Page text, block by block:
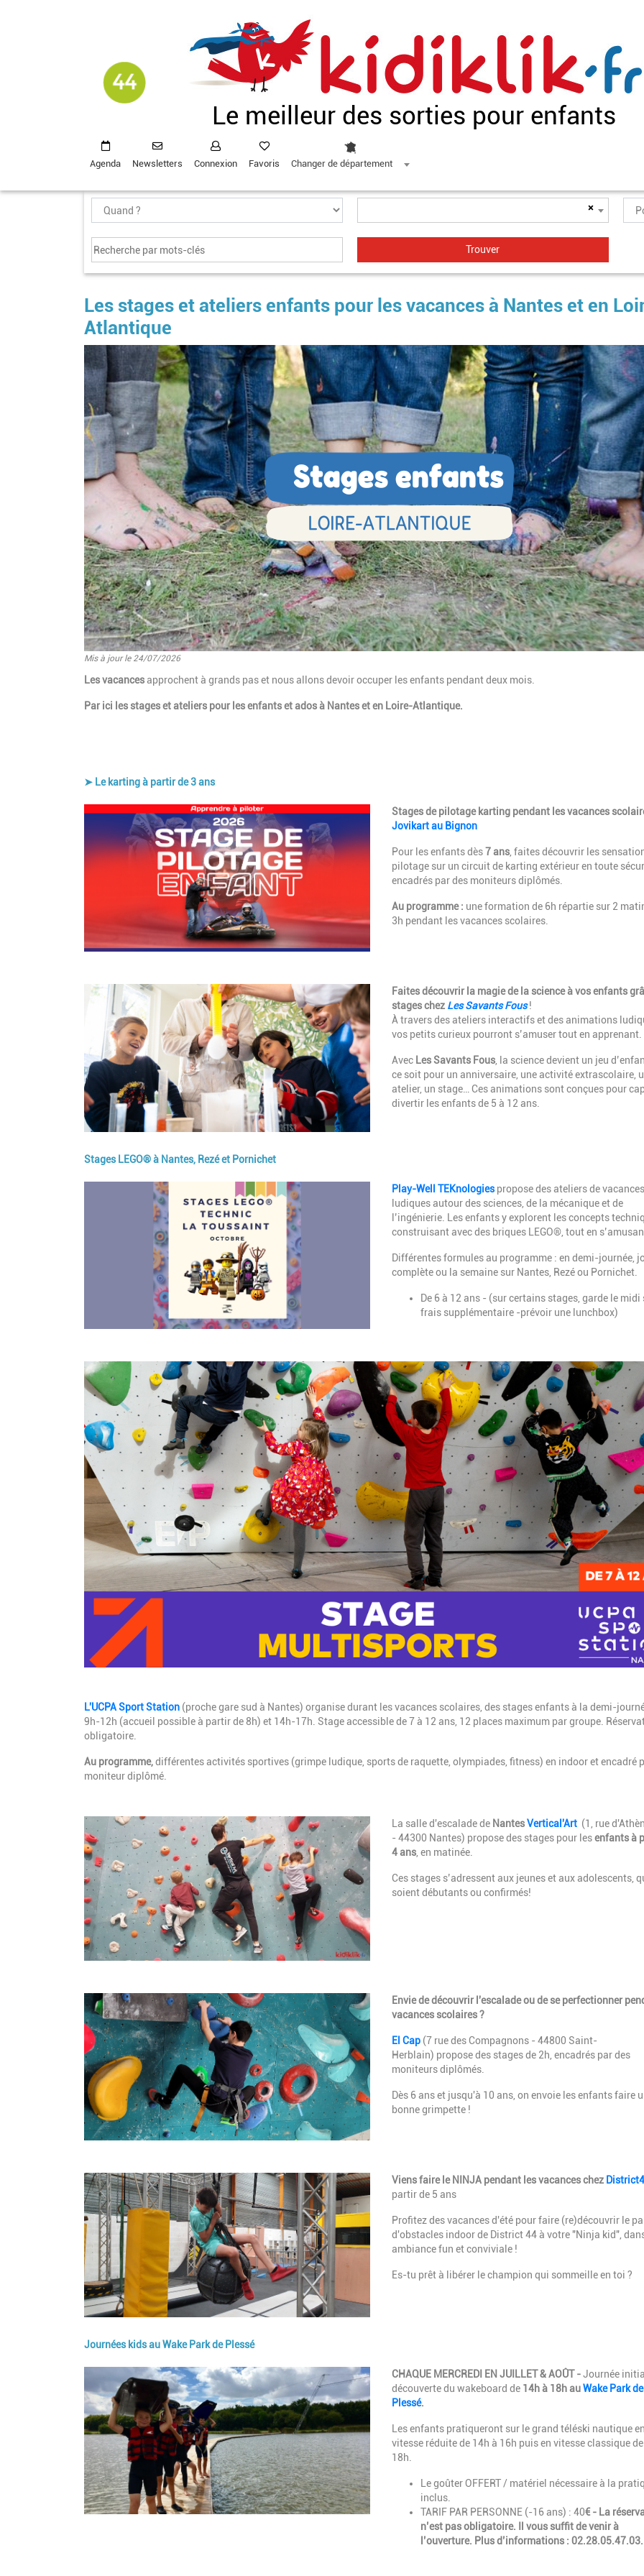
Le meilleur des sorties pour enfants
Agenda Newsletters Connexion Favoris Changer de département
×
Les stages et ateliers enfants pour les vacances à Nantes et en
Atlantique
Image
Mis à jour le 24/07/2026
Introduction
Les vacancesapprochent à grands pas et nous allons devoir occuper les enfants pendant deux mois.
Par ici les stages et ateliers pour les enfants et ados à Nantes et en Loire-Atlantique.
Paragraphes
➤ Le karting à partir de 3 ans
Image Description
Stages de pilotage karting pendant les vacances
Jovikart au Bignon
Pour les enfants dès7 ans, faites découvrir les
pilotage sur un circuit de karting extérieur en toute
encadrés par des moniteurs diplômés.
Au programme : une formation de 6h répartie sur 2
3h pendant les vacances scolaires.
Image Description
Faites découvrir la magie de la science à vos enfants
stages chez Les Savants Fous !
À travers des ateliers interactifs et des animations
vos petits curieux pourront s’amuser tout en apprenant.
Avec Les Savants Fous, la science devient un jeu
ce soit pour un anniversaire, une activité extrascolaire,
atelier, un stage… Ces animations sont conçues pour
divertir les enfants de 5 à 12 ans.
Stages LEGO® à Nantes, Rezé et Pornichet
Description
Play-Well TEKnologiespropose des ateliers de vacances
ludiques autour des sciences, de la mécanique et de
l’ingénierie. Les enfants y explorent les concepts
construisant avec des briques LEGO®, tout en
Différentes formules au programme : en demi-journée,
complète ou la semaine sur Nantes, Rezé ou Pornichet.
De 6 à 12 ans - (sur certains stages, garde le midi
frais supplémentaire -prévoir une lunchbox)
Image
Description
L'UCPA Sport Station (proche gare sud à Nantes) organise durant les vacances scolaires, des stages enfants à la demi-
9h-12h (accueil possible à partir de 8h) et 14h-17h. Stage accessible de 7 à 12 ans, 12 places maximum par groupe.
obligatoire.
Au programme,différentes activités sportives (grimpe ludique, sports de raquette, olympiades, fitness) en indoor et encadré
moniteur diplômé.
Image Description
La salle d'escalade de NantesVertical'Art (1, rue
- 44300 Nantes) propose des stages pour lesenfants à
4 ans, en matinée.
Ces stages s’adressent aux jeunes et aux adolescents,
soient débutants ou confirmés!
Image Description
Envie de découvrir l'escalade ou de se perfectionner
vacances scolaires ?
El Cap(7 rue des Compagnons - 44800 Saint-
Herblain) propose des stages de 2h, encadrés par des
moniteurs diplômés.
Dès 6 ans et jusqu'à 10 ans, on envoie les enfants faire
bonne grimpette !
Image Description
Viens faire le NINJA pendant les vacances chez
partir de 5 ans
Profitez des vacances d'été pour faire (re)découvrir le
d'obstacles indoor de District 44 à votre "Ninja kid",
ambiance fun et conviviale !
Es-tu prêt à libérer le champion qui sommeille en toi ?
Journées kids au Wake Park de Plessé
Description
CHAQUE MERCREDI EN JUILLET & AOÛT -Journée
découverte du wakeboard de 14h à 18h auWake Park de
Plessé.
Les enfants pratiqueront sur le grand téléski nautique
vitesse réduite de 14h à 16h puis en vitesse classique
18h.
Le goûter OFFERT / matériel nécessaire à la
inclus.
TARIF PAR PERSONNE (-16 ans) : 40€ - La
n’est pas obligatoire. Il vous suffit de venir à
l’ouverture. Plus d’informations :